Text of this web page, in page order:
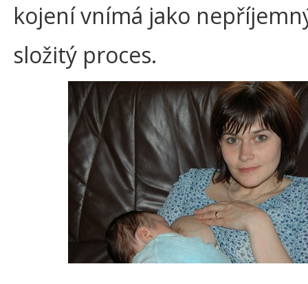
kojení vnímá jako
složitý proces.